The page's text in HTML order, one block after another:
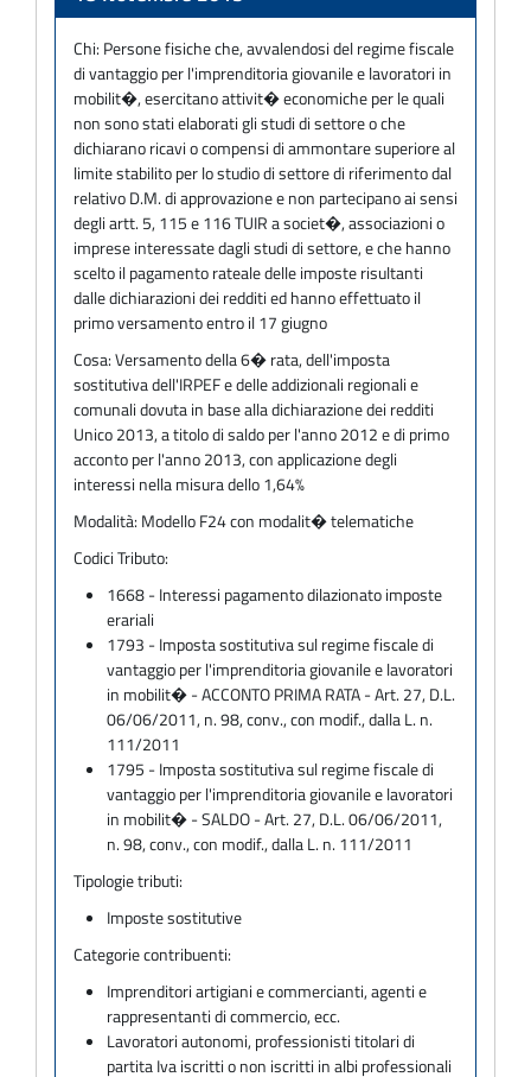
Chi: Persone fisiche che, avvalendosi del regime fiscale
di vantaggio per l'imprenditoria giovanile e lavoratori in
mobilit�, esercitano attivit� economiche per le quali
non sono stati elaborati gli studi di settore o che
dichiarano ricavi o compensi di ammontare superiore al
limite stabilito per lo studio di settore di riferimento dal
relativo D.M. di approvazione e non partecipano ai sensi
degli artt. 5, 115 e 116 TUIR a societ�, associazioni o
imprese interessate dagli studi di settore, e che hanno
scelto il pagamento rateale delle imposte risultanti
dalle dichiarazioni dei redditi ed hanno effettuato il
primo versamento entro il 17 giugno
Cosa:Versamento della 6� rata, dell'imposta
sostitutiva dell'IRPEF e delle addizionali regionali e
comunali dovuta in base alla dichiarazione dei redditi
Unico 2013, a titolo di saldo per l'anno 2012 e di primo
acconto per l'anno 2013, con applicazione degli
interessi nella misura dello 1,64%
Modalità: Modello F24 con modalit� telematiche
Codici Tributo:
1668 - Interessi pagamento dilazionato imposte
erariali
1793 - Imposta sostitutiva sul regime fiscale di
vantaggio per l'imprenditoria giovanile e lavoratori
in mobilit� - ACCONTO PRIMA RATA - Art. 27, D.L.
06/06/2011, n. 98, conv., con modif., dalla L. n.
111/2011
1795 - Imposta sostitutiva sul regime fiscale di
vantaggio per l'imprenditoria giovanile e lavoratori
in mobilit� - SALDO - Art. 27, D.L. 06/06/2011,
n. 98, conv., con modif., dalla L. n. 111/2011
Tipologie tributi:
Imposte sostitutive
Categorie contribuenti:
Imprenditori artigiani e commercianti, agenti e
rappresentanti di commercio, ecc.
Lavoratori autonomi, professionisti titolari di
partita Iva iscritti o non iscritti in albi professionali